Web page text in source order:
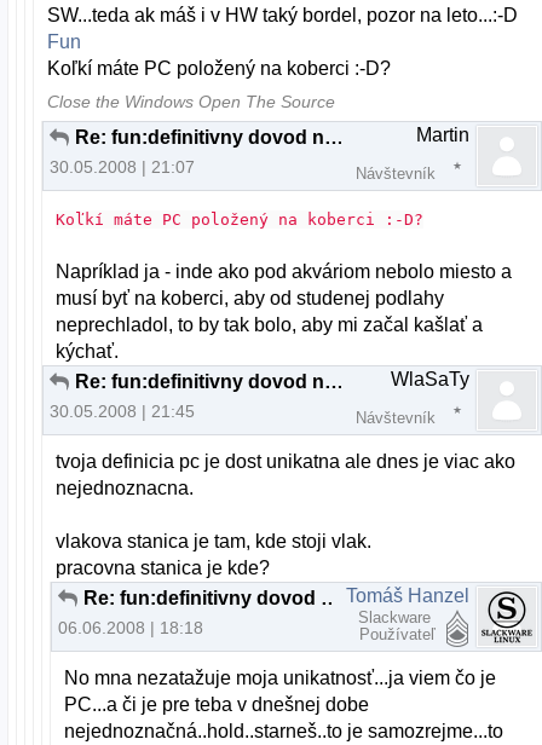
SW...teda ak máš i v HW taký bordel, pozor na leto...:-D
Fun
Koľkí máte PC položený na koberci :-D?
Close the Windows Open The Source
Re: fun:definitivny dovod na odchod z MS:)
30.05.2008 | 21:07
Martin
Návštevník
Koľkí máte PC položený na koberci :-D?
Napríklad ja - inde ako pod akváriom nebolo miesto a
musí byť na koberci, aby od studenej podlahy
neprechladol, to by tak bolo, aby mi začal kašlať a
kýchať.
Re: fun:definitivny dovod na odchod z MS:)
30.05.2008 | 21:45
WlaSaTy
Návštevník
tvoja definicia pc je dost unikatna ale dnes je viac ako
nejednoznacna.
vlakova stanica je tam, kde stoji vlak.
pracovna stanica je kde?
Re: fun:definitivny dovod na odchod z MS:)
06.06.2008 | 18:18
Tomáš Hanzel
Slackware
Používateľ
No mna nezatažuje moja unikatnosť...ja viem čo je
PC...a či je pre teba v dnešnej dobe
nejednoznačná..hold..starneš..to je samozrejme...to